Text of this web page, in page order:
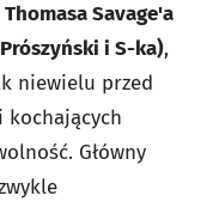
Savage'a
i S-ka),
niewielu przed
kochających
Główny